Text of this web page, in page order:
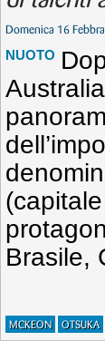
Domenica 16
NUOTO
Brasile,
MCKEON OTSUKA